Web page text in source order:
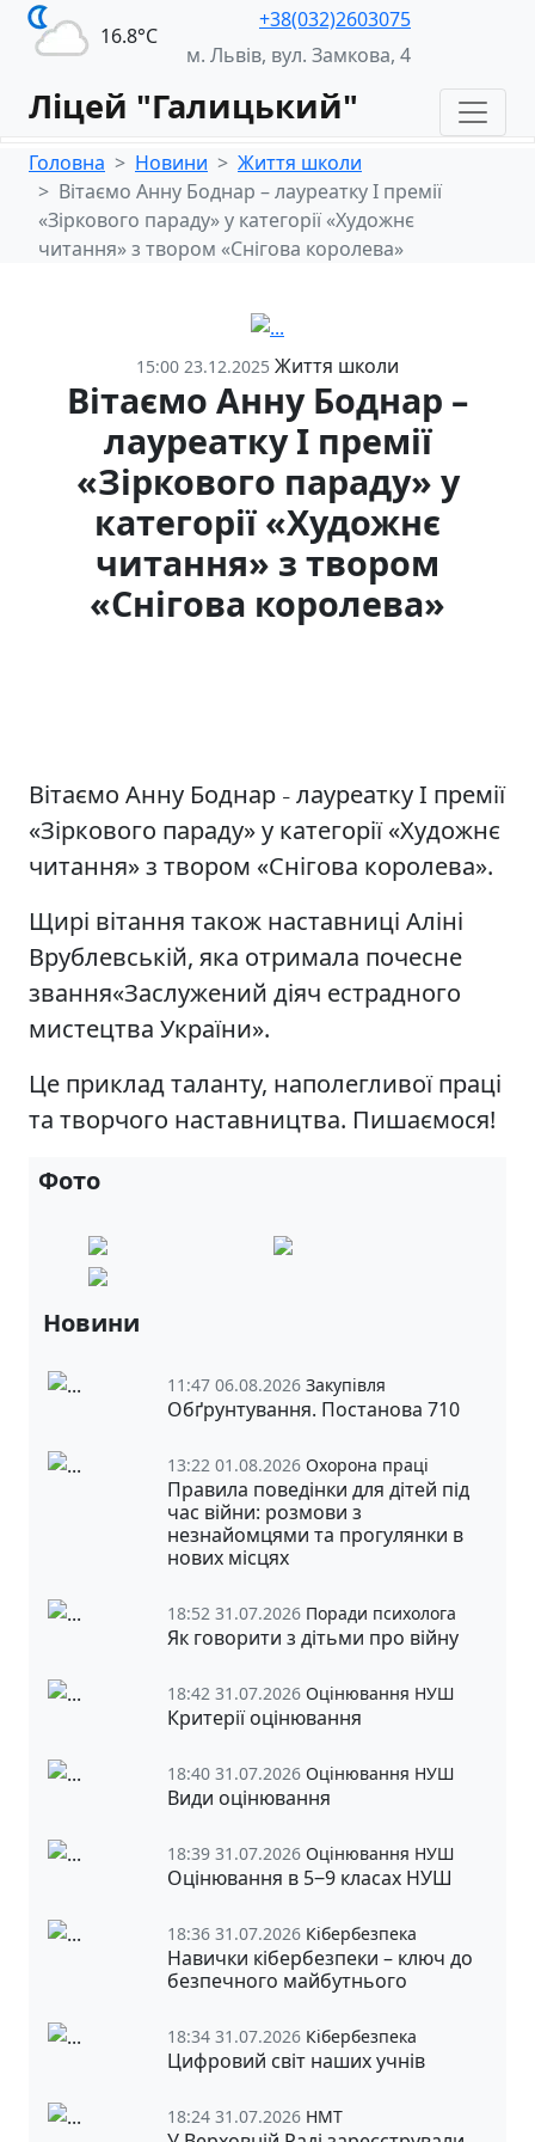
16.8°С
+38(032)2603075
м. Львів, вул. Замкова, 4
Ліцей "Галицький"
Головна Новини
Життя школи
Вітаємо Анну Боднар – лауреатку І премії
«Зіркового параду» у категорії «Художнє
читання» з твором «Снігова королева»
15:00 23.12.2025 Життя школи
Вітаємо Анну Боднар –
лауреатку І премії
«Зіркового параду» у
категорії «Художнє
читання» з твором
«Снігова королева»
Вітаємо Анну Боднар – лауреатку І премії
«Зіркового параду» у категорії «Художнє
читання» з твором «Снігова королева».
Щирі вітання також наставниці Аліні
Врублевській, яка отримала почесне
звання«Заслужений діяч естрадного
мистецтва України».
Це приклад таланту, наполегливої праці
та творчого наставництва. Пишаємося!
Фото
Новини
11:47 06.08.2026 Закупівля
Обґрунтування. Постанова 710
13:22 01.08.2026 Охорона праці
Правила поведінки для дітей під
час війни: розмови з
незнайомцями та прогулянки в
нових місцях
18:52 31.07.2026 Поради психолога
Як говорити з дітьми про війну
18:42 31.07.2026 Оцінювання НУШ
Критерії оцінювання
18:40 31.07.2026 Оцінювання НУШ
Види оцінювання
18:39 31.07.2026 Оцінювання НУШ
Оцінювання в 5‒9 класах НУШ
18:36 31.07.2026 Кібербезпека
Навички кібербезпеки – ключ до
безпечного майбутнього
18:34 31.07.2026 Кібербезпека
Цифровий світ наших учнів
18:24 31.07.2026 НМТ